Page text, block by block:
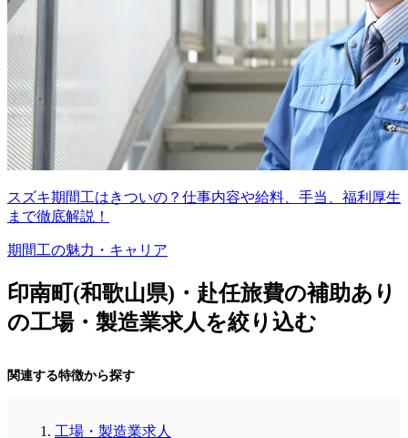
スズキ期間工はきついの？仕事内容や給料、手当、福利厚生
まで徹底解説！
期間工の魅力・キャリア
印南町(和歌山県)・赴任旅費の補助あり
の工場・製造業求人を絞り込む
関連する特徴から探す
工場・製造業求人